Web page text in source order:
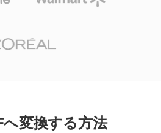
へ変換する方法